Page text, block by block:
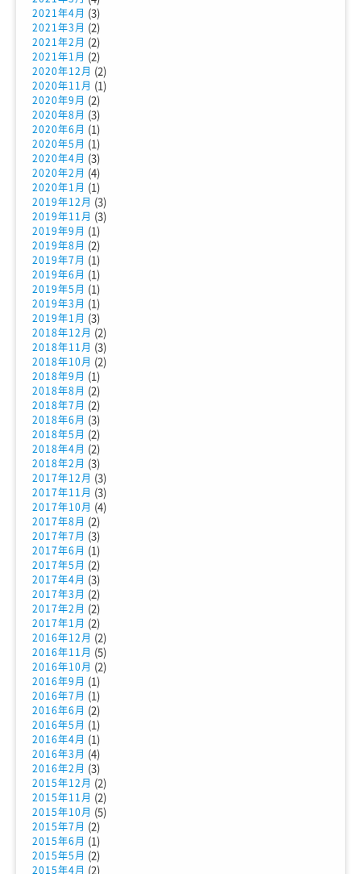
2021年4月 (3)
2021年3月 (2)
2021年2月 (2)
2021年1月 (2)
2020年12月 (2)
2020年11月 (1)
2020年9月 (2)
2020年8月 (3)
2020年6月 (1)
2020年5月 (1)
2020年4月 (3)
2020年2月 (4)
2020年1月 (1)
2019年12月 (3)
2019年11月 (3)
2019年9月 (1)
2019年8月 (2)
2019年7月 (1)
2019年6月 (1)
2019年5月 (1)
2019年3月 (1)
2019年1月 (3)
2018年12月 (2)
2018年11月 (3)
2018年10月 (2)
2018年9月 (1)
2018年8月 (2)
2018年7月 (2)
2018年6月 (3)
2018年5月 (2)
2018年4月 (2)
2018年2月 (3)
2017年12月 (3)
2017年11月 (3)
2017年10月 (4)
2017年8月 (2)
2017年7月 (3)
2017年6月 (1)
2017年5月 (2)
2017年4月 (3)
2017年3月 (2)
2017年2月 (2)
2017年1月 (2)
2016年12月 (2)
2016年11月 (5)
2016年10月 (2)
2016年9月 (1)
2016年7月 (1)
2016年6月 (2)
2016年5月 (1)
2016年4月 (1)
2016年3月 (4)
2016年2月 (3)
2015年12月 (2)
2015年11月 (2)
2015年10月 (5)
2015年7月 (2)
2015年6月 (1)
2015年5月 (2)
2015年4月 (2)